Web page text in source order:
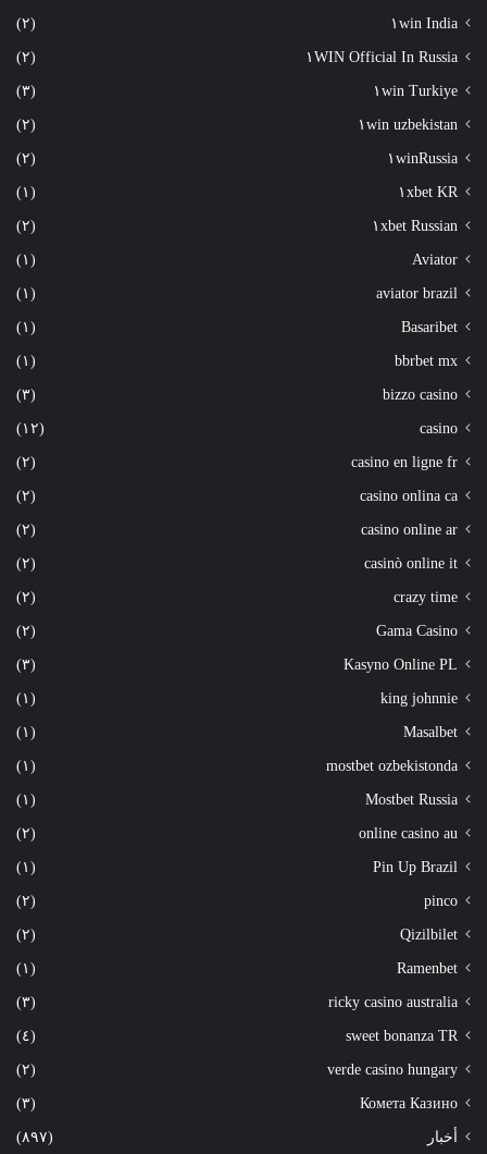
١win India (٢)
١WIN Official In Russia (٢)
١win Turkiye (٣)
١win uzbekistan (٢)
١winRussia (٢)
١xbet KR (١)
١xbet Russian (٢)
Aviator (١)
aviator brazil (١)
Basaribet (١)
bbrbet mx (١)
bizzo casino (٣)
casino (١٢)
casino en ligne fr (٢)
casino onlina ca (٢)
casino online ar (٢)
casinò online it (٢)
crazy time (٢)
Gama Casino (٢)
Kasyno Online PL (٣)
king johnnie (١)
Masalbet (١)
mostbet ozbekistonda (١)
Mostbet Russia (١)
online casino au (٢)
Pin Up Brazil (١)
pinco (٢)
Qizilbilet (٢)
Ramenbet (١)
ricky casino australia (٣)
sweet bonanza TR (٤)
verde casino hungary (٢)
Комета Казино (٣)
أخبار (٨٩٧)